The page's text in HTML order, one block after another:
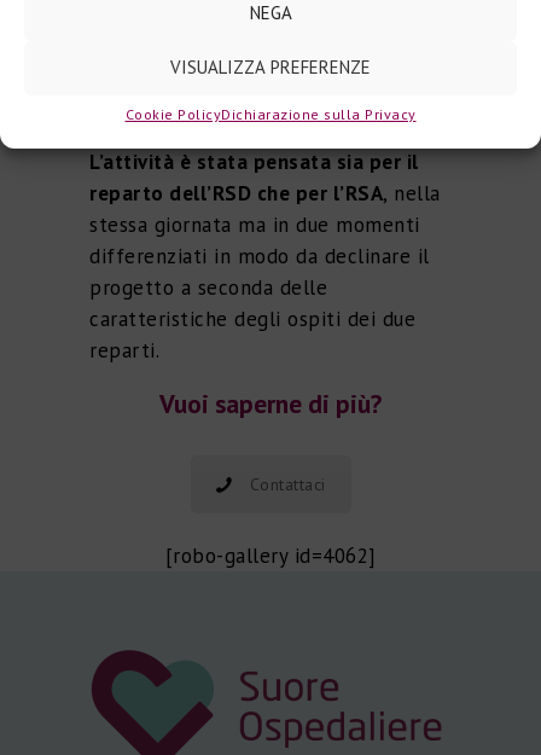
NEGA
VISUALIZZA PREFERENZE
Cookie PolicyDichiarazione sulla Privacy
mettere alla prova le proprie
relazionali, guidati dalla loro docente,
la professoressa Valentina Baruffini.
L’attività è stata pensata sia per il
reparto dell’RSD che per l’RSA, nella
stessa giornata ma in due momenti
differenziati in modo da declinare il
progetto a seconda delle
caratteristiche degli ospiti dei due
reparti.
Vuoi saperne di più?
Contattaci
[robo-gallery id=4062]